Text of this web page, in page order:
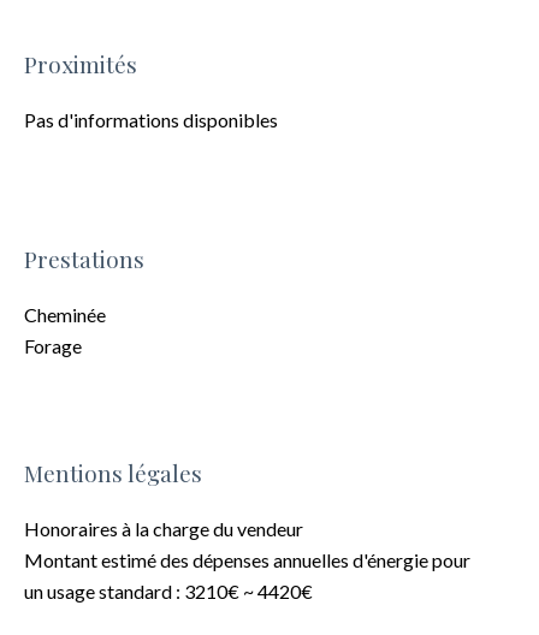
Proximités
Pas d'informations disponibles
Prestations
Cheminée
Forage
Mentions légales
Honoraires à la charge du vendeur
Montant estimé des dépenses annuelles d'énergie pour
un usage standard : 3210€ ~ 4420€